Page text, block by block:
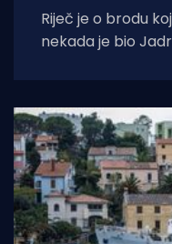
Riječ je o brodu